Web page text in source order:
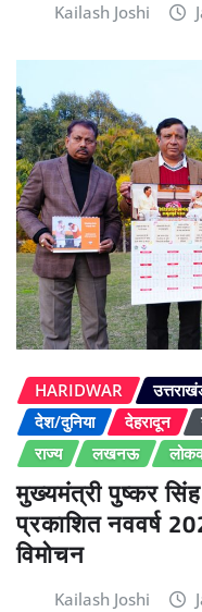
Kailash Joshi
HARIDWAR
देश/दुनिया
देहरादून
राज्य
लखनऊ
मुख्यमंत्री पुष्कर सिंह
प्रकाशित नववर्ष
विमोचन
Kailash Joshi